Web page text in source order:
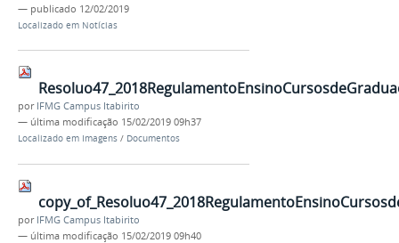
— publicado 12/02/2019
Localizado em Notícias
por IFMG Campus Itabirito
— última modificação 15/02/2019 09h37
Localizado em Imagens / Documentos
por IFMG Campus Itabirito
— última modificação 15/02/2019 09h40